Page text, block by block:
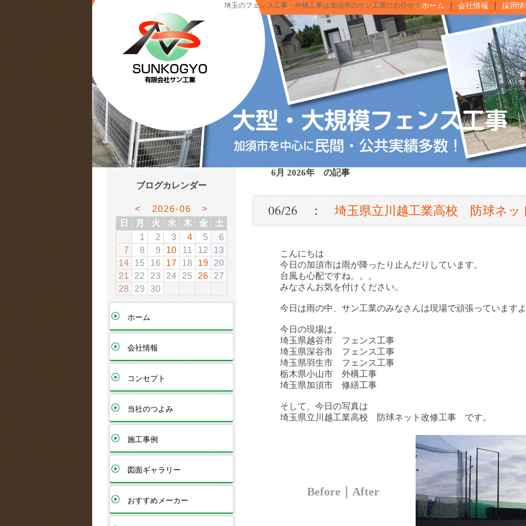
埼玉のフェンス工事・外構工事は加須市のサン工業にお任せ！ ホーム 会社情報 採用
6月 2026年 の記事
06/26 ： 埼玉県立川越工業高校 防球ネッ
こんにちは
今日の加須市は雨が降ったり止んだりしています。
台風も心配ですね。。。
みなさんお気を付けください。
今日は雨の中、サン工業のみなさんは現場で頑張っています
今日の現場は、
埼玉県越谷市 フェンス工事
埼玉県深谷市 フェンス工事
埼玉県羽生市 フェンス工事
栃木県小山市 外構工事
埼玉県加須市 修繕工事
そして、今日の写真は
埼玉県立川越工業高校 防球ネット改修工事 です。
Before｜After
ブログカレンダー
< 2026-06
>
日
月 火 水 木 金
土
1
2 3 4 5
6
7
8 9 10 11 12
13
14
15 16 17 18 19
20
21
22 23 24 25 26
27
28
29 30
ホーム
会社情報
コンセプト
当社のつよみ
施工事例
図面ギャラリー
おすすめメーカー